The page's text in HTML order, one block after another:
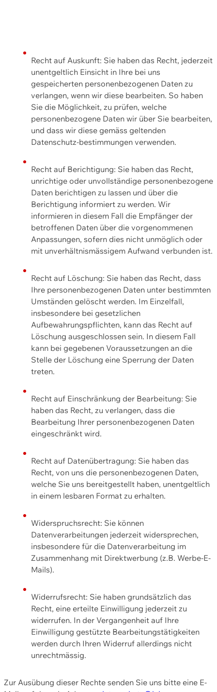
Recht auf Auskunft: Sie haben das Recht, jederzeit
unentgeltlich Einsicht in Ihre bei uns
gespeicherten personenbezogenen Daten zu
verlangen, wenn wir diese bearbeiten. So haben
Sie die Möglichkeit, zu prüfen, welche
personenbezogene Daten wir über Sie bearbeiten,
und dass wir diese gemäss geltenden
Datenschutz-bestimmungen verwenden.
Recht auf Berichtigung: Sie haben das Recht,
unrichtige oder unvollständige personenbezogene
Daten berichtigen zu lassen und über die
Berichtigung informiert zu werden. Wir
informieren in diesem Fall die Empfänger der
betroffenen Daten über die vorgenommenen
Anpassungen, sofern dies nicht unmöglich oder
mit unverhältnismässigem Aufwand verbunden ist.
Recht auf Löschung: Sie haben das Recht, dass
Ihre personenbezogenen Daten unter bestimmten
Umständen gelöscht werden. Im Einzelfall,
insbesondere bei gesetzlichen
Aufbewahrungspflichten, kann das Recht auf
Löschung ausgeschlossen sein. In diesem Fall
kann bei gegebenen Voraussetzungen an die
Stelle der Löschung eine Sperrung der Daten
treten.
Recht auf Einschränkung der Bearbeitung: Sie
haben das Recht, zu verlangen, dass die
Bearbeitung Ihrer personenbezogenen Daten
eingeschränkt wird.
Recht auf Datenübertragung: Sie haben das
Recht, von uns die personenbezogenen Daten,
welche Sie uns bereitgestellt haben, unentgeltlich
in einem lesbaren Format zu erhalten.
Widerspruchsrecht: Sie können
Datenverarbeitungen jederzeit widersprechen,
insbesondere für die Datenverarbeitung im
Zusammenhang mit Direktwerbung (z.B. Werbe-E-
Mails).
Widerrufsrecht: Sie haben grundsätzlich das
Recht, eine erteilte Einwilligung jederzeit zu
widerrufen. In der Vergangenheit auf Ihre
Einwilligung gestützte Bearbeitungstätigkeiten
werden durch Ihren Widerruf allerdings nicht
unrechtmässig.
Zur Ausübung dieser Rechte senden Sie uns bitte eine E-